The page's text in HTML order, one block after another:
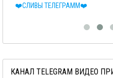
ТЕЛЕГРАММ❤️
КАНАЛ TELEGRAM ВИДЕО